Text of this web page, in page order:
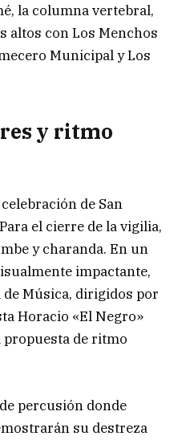
la columna vertebral,
altos con Los Menchos
Municipal y Los
y ritmo
de San
el cierre de la vigilia,
y charanda. En un
impactante,
Música, dirigidos por
Horacio «El Negro»
propuesta de ritmo
percusión donde
su destreza